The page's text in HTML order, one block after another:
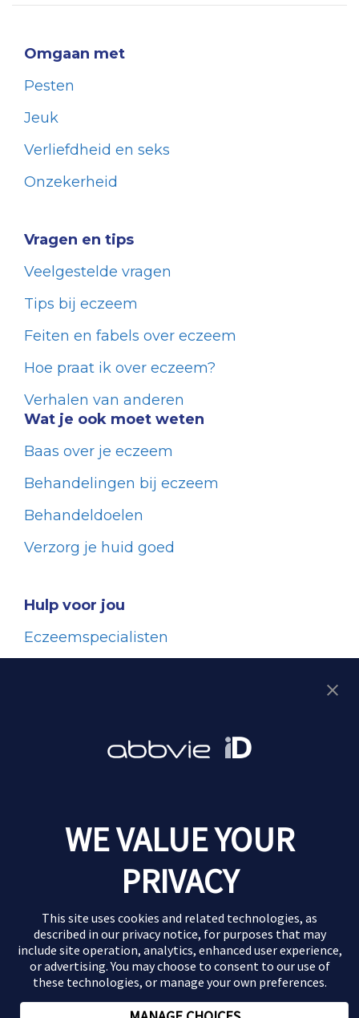
NL-ABBV-260002 | februari 2026
Omgaan met
Pesten
Jeuk
Verliefdheid en seks
Onzekerheid
Vragen en tips
Veelgestelde vragen
Tips bij eczeem
Feiten en fabels over eczeem
Hoe praat ik over eczeem?
Verhalen van anderen
Wat je ook moet weten
Baas over je eczeem
Behandelingen bij eczeem
Behandeldoelen
Verzorg je huid goed
Hulp voor jou
Eczeemspecialisten
WE VALUE YOUR
PRIVACY
This site uses cookies and related technologies, as
described in our privacy notice, for purposes that may
include site operation, analytics, enhanced user experience,
or advertising. You may choose to consent to our use of
these technologies, or manage your own preferences.